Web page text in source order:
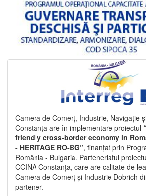
Camera de Comerț, Industrie, Navigație
Constanța are în implementare proiectul
friendly cross-border economy in
- HERITAGE RO-BG”, finanțat prin
România - Bulgaria. Parteneriatul
CCINA Constanța, care are calitate de
Camera de Comerț și Industrie Dobrich
partener.